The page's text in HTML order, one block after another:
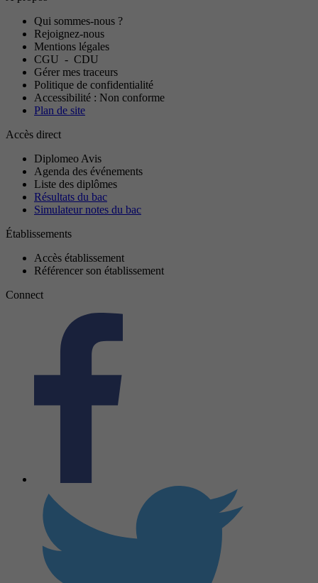
Qui sommes-nous ?
Rejoignez-nous
Mentions légales
CGU - CDU
Gérer mes traceurs
Politique de confidentialité
Accessibilité : Non conforme
Plan de site
Accès direct
Diplomeo Avis
Agenda des événements
Liste des diplômes
Résultats du bac
Simulateur notes du bac
Établissements
Accès établissement
Référencer son établissement
Connect